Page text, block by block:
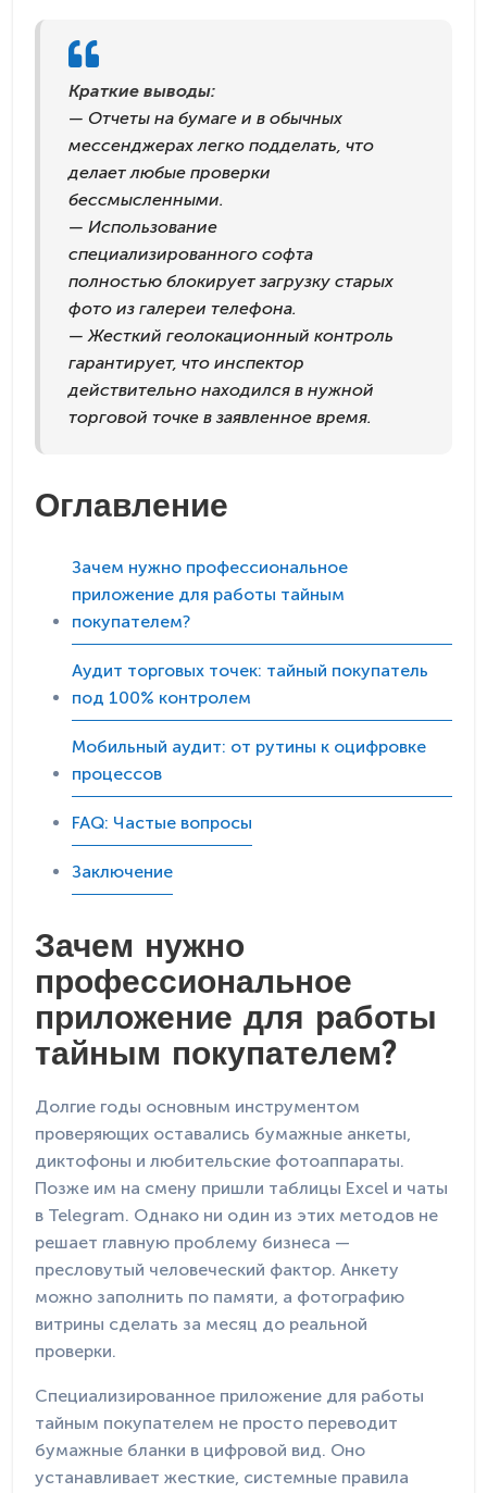
Краткие выводы:
— Отчеты на бумаге и в обычных
мессенджерах легко подделать, что
делает любые проверки
бессмысленными.
— Использование
специализированного софта
полностью блокирует загрузку старых
фото из галереи телефона.
— Жесткий геолокационный контроль
гарантирует, что инспектор
действительно находился в нужной
торговой точке в заявленное время.
Оглавление
Зачем нужно профессиональное
приложение для работы тайным
покупателем?
Аудит торговых точек: тайный покупатель
под 100% контролем
Мобильный аудит: от рутины к оцифровке
процессов
FAQ: Частые вопросы
Заключение
Зачем нужно
профессиональное
приложение для работы
тайным покупателем?
Долгие годы основным инструментом
проверяющих оставались бумажные анкеты,
диктофоны и любительские фотоаппараты.
Позже им на смену пришли таблицы Excel и чаты
в Telegram. Однако ни один из этих методов не
решает главную проблему бизнеса —
пресловутый человеческий фактор. Анкету
можно заполнить по памяти, а фотографию
витрины сделать за месяц до реальной
проверки.
Специализированное приложение для работы
тайным покупателем не просто переводит
бумажные бланки в цифровой вид. Оно
устанавливает жесткие, системные правила